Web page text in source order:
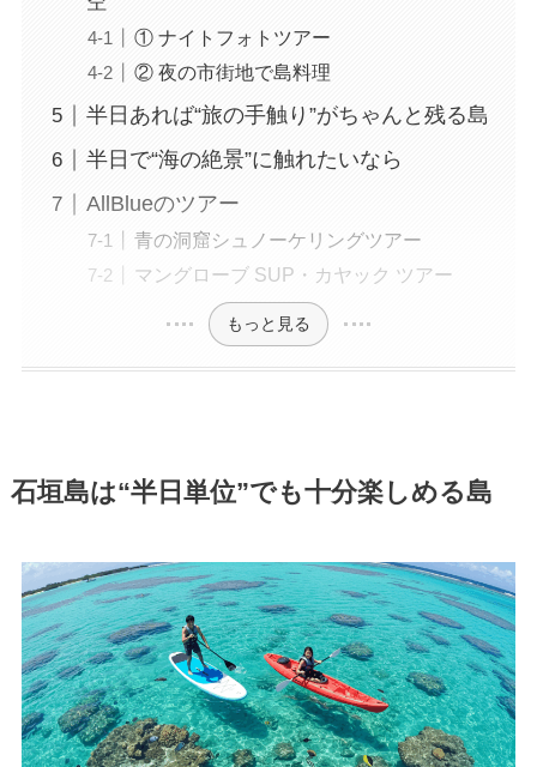
① ナイトフォトツアー
② 夜の市街地で島料理
半日あれば“旅の手触り”がちゃんと残る島
半日で“海の絶景”に触れたいなら
AllBlueのツアー
青の洞窟シュノーケリングツアー
マングローブ SUP・カヤック ツアー
もっと見る
石垣島は“半日単位”でも十分楽しめる島